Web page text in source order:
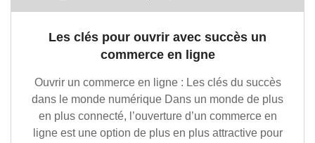
Les clés pour ouvrir avec succès un
commerce en ligne
Ouvrir un commerce en ligne : Les clés du succès
dans le monde numérique Dans un monde de plus
en plus connecté, l’ouverture d’un commerce en
ligne est une option de plus en plus attractive pour